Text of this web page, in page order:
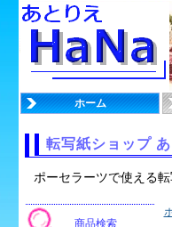
ホーム
転写紙ショップ
ポーセラーツで使える
商品検索